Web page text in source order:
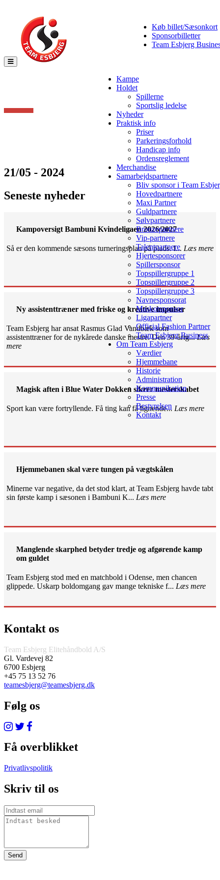
Køb billet/Sæsonkort
Sponsorbilletter
Team Esbjerg
Toggle
navigation
Kampe
Holdet
Spillerne
Sportslig ledelse
Nyheder
Praktisk info
Priser
Parkeringsforhold
Handicap info
Ordensreglement
Merchandise
Samarbejdspartnere
Bliv sponsor i Team
Hovedpartnere
Maxi Partner
Guldpartnere
Sølvpartnere
Bronzepartnere
Vip-partnere
Talentpartnere
Hjertesponsorer
Spillersponsor
Topspillergruppe 1
Topspillergruppe 2
Topspillergruppe 3
Navnesponsorat
Maskotsponsor
Ligapartner
Official Fashion Partner
Team Esbjerg Business
Om Team Esbjerg
Værdier
Hjemmebane
Historie
Administration
Kommunikation
Presse
Bestyrelsen
Kontakt
21/05 - 2024
Seneste nyheder
Kampoversigt Bambuni Kvindeligaen 2026/2027
Så er den kommende sæsons turneringsplan på plads. I... Læs mere
Ny assistenttræner med friske og kreative impulser
Team Esbjerg har ansat Rasmus Glad Vandbæk som
assistenttræner for de nykårede danske mestre. Den 39-årig...Læs
mere
Magisk aften i Blue Water Dokken sikrer mesterskabet
Sport kan være fortryllende. Få ting kan få lignende... Læs mere
Hjemmebanen skal være tungen på vægtskålen
Minerne var negative, da det stod klart, at Team Esbjerg havde tabt
sin første kamp i sæsonen i Bambuni K... Læs mere
Manglende skarphed betyder tredje og afgørende kamp
om guldet
Team Esbjerg stod med en matchbold i Odense, men chancen
glippede. Uskarp boldomgang gav mange tekniske f... Læs mere
Kontakt os
Team Esbjerg Elitehåndbold A/S
Gl. Vardevej 82
6700 Esbjerg
+45 75 13 52 76
teamesbjerg@teamesbjerg.dk
Følg os
Få overblikket
Privatlivspolitik
Skriv til os